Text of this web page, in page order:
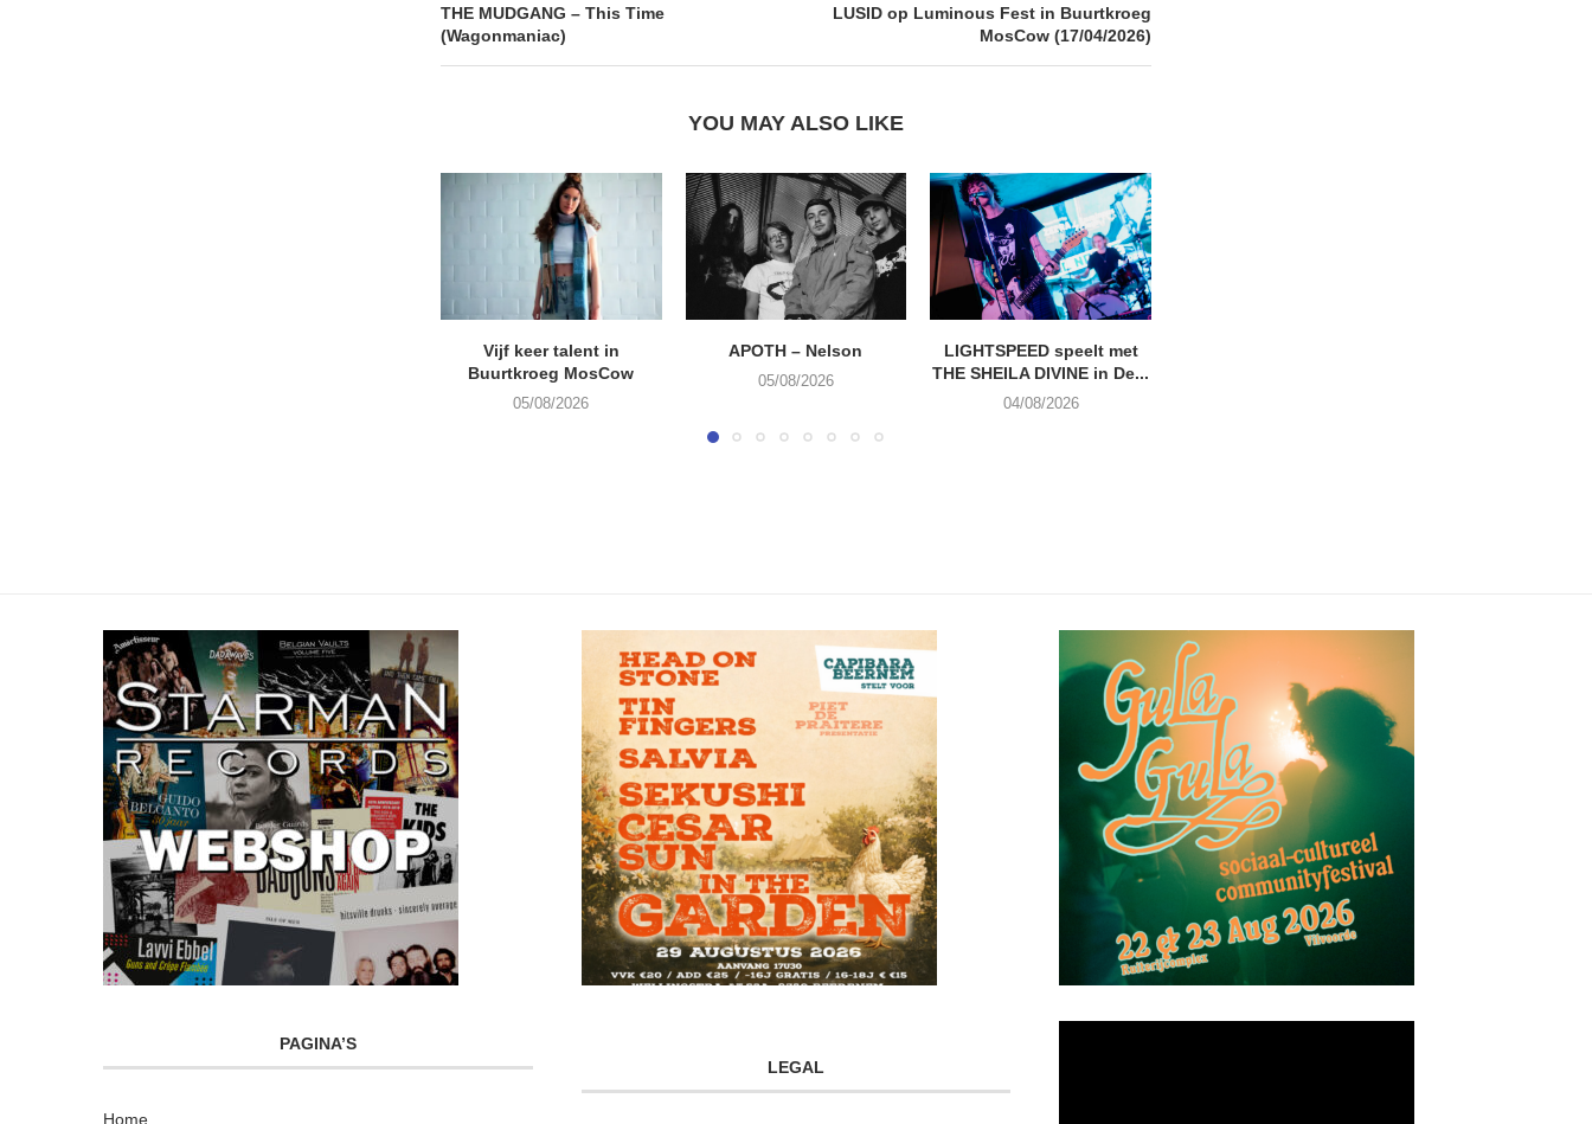
THE MUDGANG – This Time
(Wagonmaniac)
LUSID op Luminous Fest in Buurtkroeg
MosCow (17/04/2026)
YOU MAY ALSO LIKE
Vijf keer talent in
Buurtkroeg MosCow
05/08/2026
APOTH – Nelson
05/08/2026
LIGHTSPEED speelt met
THE SHEILA DIVINE in De...
04/08/2026
PAGINA’S
Home
LEGAL